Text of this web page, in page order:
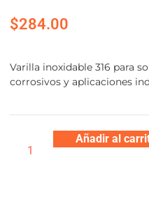
$284.00
Varilla inoxidable 316 para
corrosivos y aplicaciones
Añadir al